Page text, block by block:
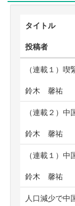
タイトル
投稿者
（連載１）
鈴木 馨祐
（連載２）
鈴木 馨祐
（連載１）
鈴木 馨祐
人口減少で中